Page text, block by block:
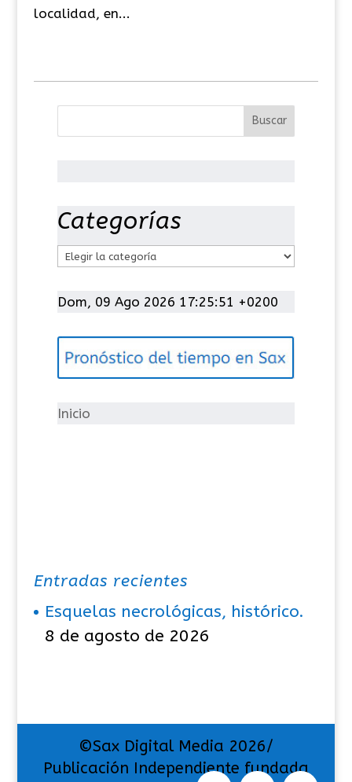
localidad, en...
Categorías
t
g
í
Dom, 09 Ago 2026 17:25:51 +0200
Inicio
Entradas recientes
Esquelas necrológicas, histórico.
8 de agosto de 2026
©Sax Digital Media 2026/
Publicación Independiente fundada